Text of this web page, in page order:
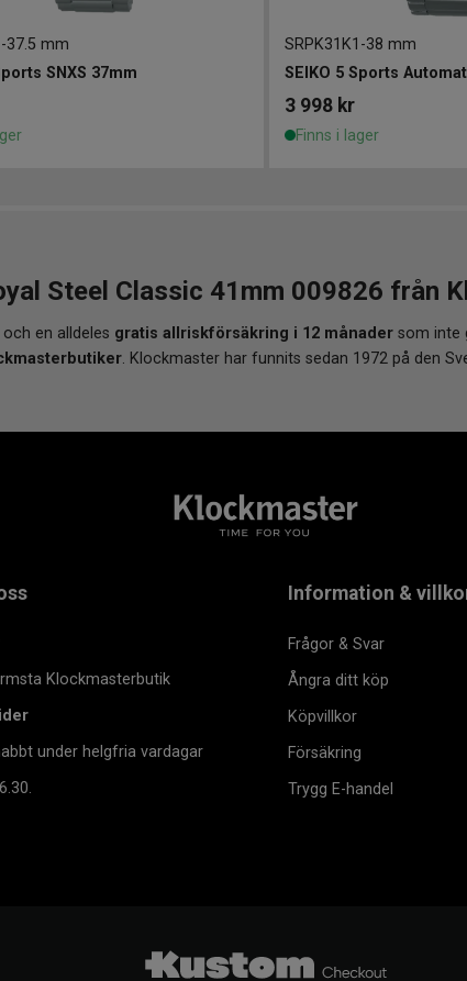
-37.5 mm
SNXS 37mm
SRPK31K1 -38 mm
SEIKO 5 Sports
3 998 kr
Finns i lager
Steel Classic 41mm 009826 från
och en alldeles gratis allriskförsäkring i 12 månader som inte
. Klockmaster har funnits sedan 1972 på den
Klockmasterbutik
under helgfria vardagar
Information &
Frågor & Svar
Ångra ditt köp
Köpvillkor
Försäkring
Trygg E-handel